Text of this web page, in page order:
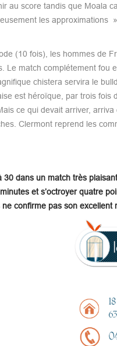
au score tandis que Moala
les approximations
(10 fois), les hommes de
Le match complétement fou
chistera servira le
est héroïque, par trois fois
ce qui devait arriver,
Clermont reprend les
30 dans un match très
et s’octroyer quatre
ne confirme pas son